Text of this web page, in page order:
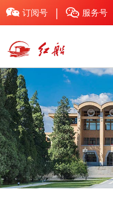
 订阅号 |  服务号